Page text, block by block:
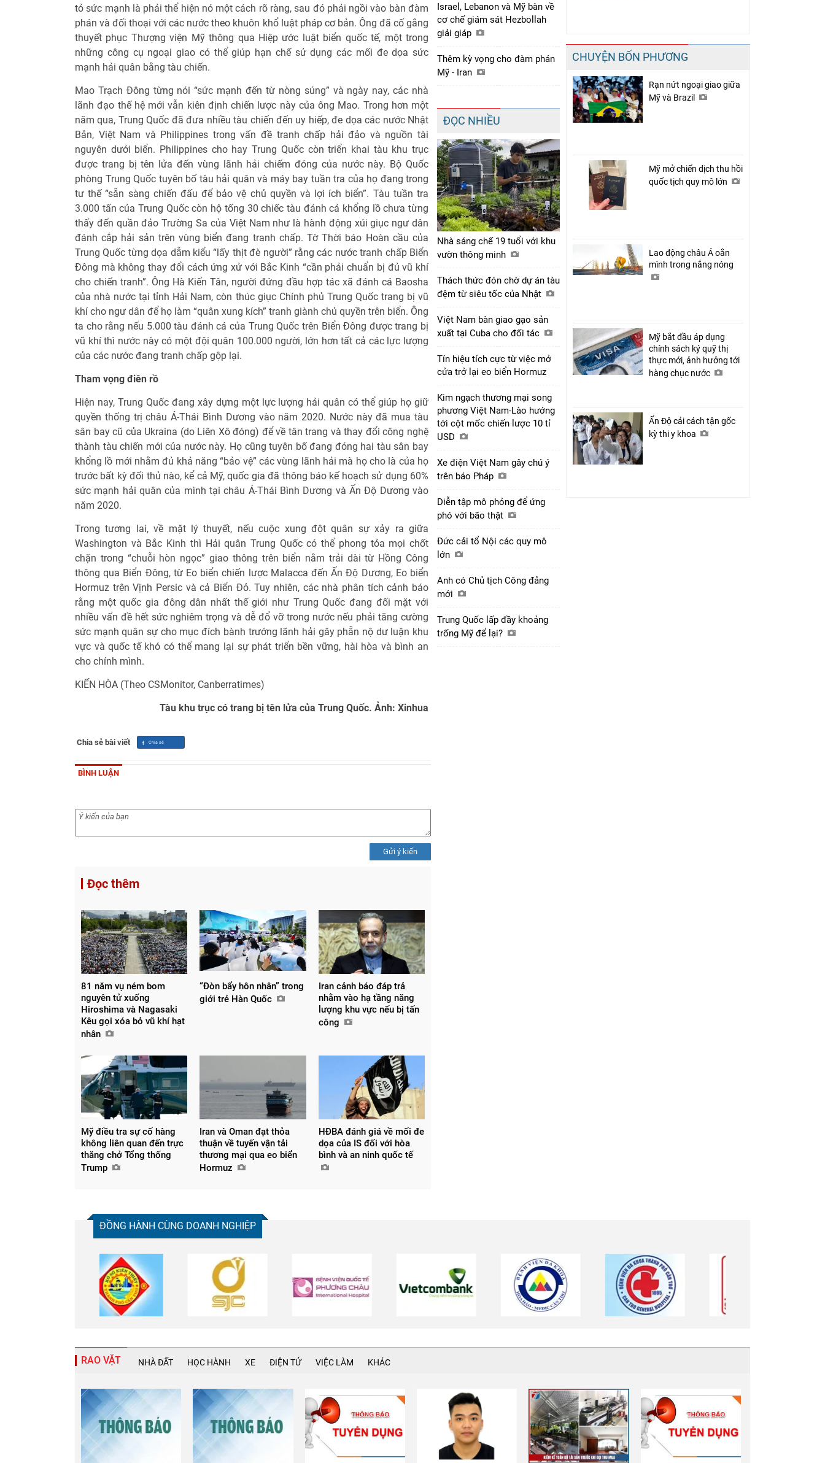
tỏ sức mạnh là phải thể hiện nó một cách rõ ràng, sau đó phải ngồi vào bàn đàm
phán và đối thoại với các nước theo khuôn khổ luật pháp cơ bản. Ông đã cố gắng
thuyết phục Thượng viện Mỹ thông qua Hiệp ước luật biển quốc tế, một trong
những công cụ ngoại giao có thể giúp hạn chế sử dụng các mối đe dọa sức
mạnh hải quân bằng tàu chiến.
Mao Trạch Đông từng nói “sức mạnh đến từ nòng súng” và ngày nay, các nhà
lãnh đạo thế hệ mới vẫn kiên định chiến lược này của ông Mao. Trong hơn một
năm qua, Trung Quốc đã đưa nhiều tàu chiến đến uy hiếp, đe dọa các nước Nhật
Bản, Việt Nam và Philippines trong vấn đề tranh chấp hải đảo và nguồn tài
nguyên dưới biển. Philippines cho hay Trung Quốc còn triển khai tàu khu trục
được trang bị tên lửa đến vùng lãnh hải chiếm đóng của nước này. Bộ Quốc
phòng Trung Quốc tuyên bố tàu hải quân và máy bay tuần tra của họ đang trong
tư thế “sẵn sàng chiến đấu để bảo vệ chủ quyền và lợi ích biển”. Tàu tuần tra
3.000 tấn của Trung Quốc còn hộ tống 30 chiếc tàu đánh cá khổng lồ chưa từng
thấy đến quần đảo Trường Sa của Việt Nam như là hành động xúi giục ngư dân
đánh cắp hải sản trên vùng biển đang tranh chấp. Tờ Thời báo Hoàn cầu của
Trung Quốc từng dọa dẫm kiểu “lấy thịt đè người” rằng các nước tranh chấp Biển
Đông mà không thay đổi cách ứng xử với Bắc Kinh “cần phải chuẩn bị đủ vũ khí
cho chiến tranh”. Ông Hà Kiến Tân, người đứng đầu hợp tác xã đánh cá Baosha
của nhà nước tại tỉnh Hải Nam, còn thúc giục Chính phủ Trung Quốc trang bị vũ
khí cho ngư dân để họ làm “quân xung kích” tranh giành chủ quyền trên biển. Ông
ta cho rằng nếu 5.000 tàu đánh cá của Trung Quốc trên Biển Đông được trang bị
vũ khí thì nước này có một đội quân 100.000 người, lớn hơn tất cả các lực lượng
của các nước đang tranh chấp gộp lại.
Tham vọng điên rồ
Hiện nay, Trung Quốc đang xây dựng một lực lượng hải quân có thể giúp họ giữ
quyền thống trị châu Á-Thái Bình Dương vào năm 2020. Nước này đã mua tàu
sân bay cũ của Ukraina (do Liên Xô đóng) để về tân trang và thay đổi công nghệ
thành tàu chiến mới của nước này. Họ cũng tuyên bố đang đóng hai tàu sân bay
khổng lồ mới nhằm đủ khả năng “bảo vệ” các vùng lãnh hải mà họ cho là của họ
trước bất kỳ đối thủ nào, kể cả Mỹ, quốc gia đã thông báo kế hoạch sử dụng 60%
sức mạnh hải quân của mình tại châu Á-Thái Bình Dương và Ấn Độ Dương vào
năm 2020.
Trong tương lai, về mặt lý thuyết, nếu cuộc xung đột quân sự xảy ra giữa
Washington và Bắc Kinh thì Hải quân Trung Quốc có thể phong tỏa mọi chốt
chặn trong “chuỗi hòn ngọc” giao thông trên biển nằm trải dài từ Hồng Công
thông qua Biển Đông, từ Eo biển chiến lược Malacca đến Ấn Độ Dương, Eo biển
Hormuz trên Vịnh Persic và cả Biển Đỏ. Tuy nhiên, các nhà phân tích cảnh báo
rằng một quốc gia đông dân nhất thế giới như Trung Quốc đang đối mặt với
nhiều vấn đề hết sức nghiêm trọng và dễ đổ vỡ trong nước nếu phải tăng cường
sức mạnh quân sự cho mục đích bành trướng lãnh hải gây phẫn nộ dư luận khu
vực và quốc tế khó có thể mang lại sự phát triển bền vững, hài hòa và bình an
cho chính mình.
KIẾN HÒA (Theo CSMonitor, Canberratimes)
Tàu khu trục có trang bị tên lửa của Trung Quốc. Ảnh: Xinhua
Chia sẻ bài viết
BÌNH LUẬN
Gửi ý kiến
Đọc thêm
81 năm vụ ném bom
nguyên tử xuống
Hiroshima và Nagasaki
Kêu gọi xóa bỏ vũ khí hạt
nhân
“Đòn bẩy hôn nhân” trong
giới trẻ Hàn Quốc
Iran cảnh báo đáp trả
nhằm vào hạ tầng năng
lượng khu vực nếu bị tấn
công
Mỹ điều tra sự cố hàng
không liên quan đến trực
thăng chở Tổng thống
Trump
Iran và Oman đạt thỏa
thuận về tuyến vận tải
thương mại qua eo biển
Hormuz
HĐBA đánh giá về mối đe
dọa của IS đối với hòa
bình và an ninh quốc tế
Israel, Lebanon và Mỹ bàn về
cơ chế giám sát Hezbollah
giải giáp
Thêm kỳ vọng cho đàm phán
Mỹ - Iran
ĐỌC NHIỀU
Nhà sáng chế 19 tuổi với khu
vườn thông minh
Thách thức đón chờ dự án tàu
đệm từ siêu tốc của Nhật
Việt Nam bàn giao gạo sản
xuất tại Cuba cho đối tác
Tín hiệu tích cực từ việc mở
cửa trở lại eo biển Hormuz
Kim ngạch thương mại song
phương Việt Nam-Lào hướng
tới cột mốc chiến lược 10 tỉ
USD
Xe điện Việt Nam gây chú ý
trên báo Pháp
Diễn tập mô phỏng để ứng
phó với bão thật
Đức cải tổ Nội các quy mô
lớn
Anh có Chủ tịch Công đảng
mới
Trung Quốc lấp đầy khoảng
trống Mỹ để lại?
CHUYỆN BỐN PHƯƠNG
Rạn nứt ngoại giao giữa
Mỹ và Brazil
Mỹ mở chiến dịch thu hồi
quốc tịch quy mô lớn
Lao động châu Á oằn
mình trong nắng nóng
Mỹ bắt đầu áp dụng
chính sách ký quỹ thị
thực mới, ảnh hưởng tới
hàng chục nước
Ấn Độ cải cách tận gốc
kỳ thi y khoa
ĐỒNG HÀNH CÙNG DOANH NGHIỆP
RAO VẶT NHÀ ĐẤT HỌC HÀNH XE ĐIỆN TỬ VIỆC LÀM KHÁC